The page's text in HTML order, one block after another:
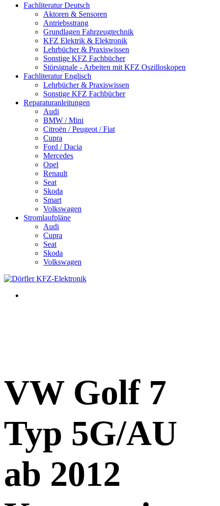
Fachliteratur Deutsch
Aktoren & Sensoren
Antriebsstrang
Grundlagen Fahrzeugtechnik
KFZ Elektrik & Elektronik
Lehrbücher & Praxiswissen
Sonstige KFZ Fachbücher
Störsignale - Arbeiten mit KFZ Oszilloskopen
Fachliteratur Englisch
Lehrbücher & Praxiswissen
Sonstige KFZ Fachbücher
Reparaturanleitungen
Audi
BMW / Mini
Citroën / Peugeot / Fiat
Cupra
Ford / Dacia
Mercedes
Opel
Renault
Seat
Skoda
Smart
Volkswagen
Stromlaufpläne
Audi
Cupra
Seat
Skoda
Volkswagen
VW Golf 7
Typ 5G/AU
ab 2012